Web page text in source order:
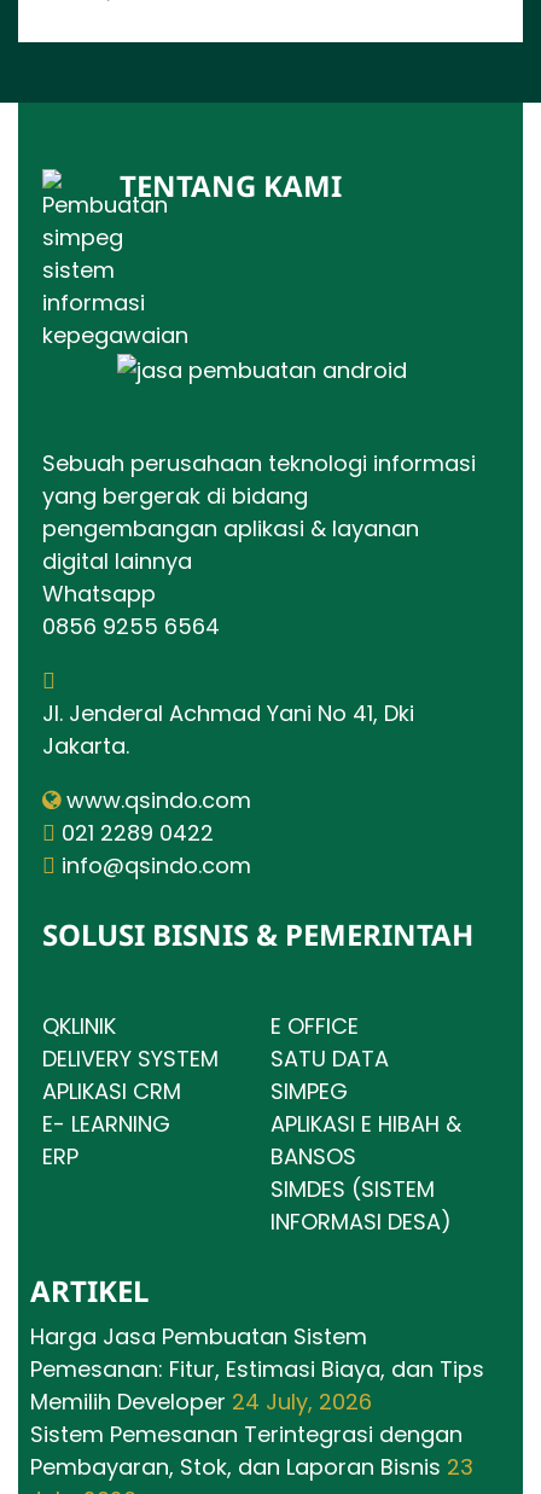
TENTANG KAMI
Sebuah perusahaan teknologi informasi
yang bergerak di bidang
pengembangan aplikasi & layanan
digital lainnya
Whatsapp
0856 9255 6564
Jl. Jenderal Achmad Yani No 41, Dki
Jakarta.
www.qsindo.com
021 2289 0422
info@qsindo.com
SOLUSI BISNIS & PEMERINTAH
QKLINIK
DELIVERY SYSTEM
APLIKASI CRM
E- LEARNING
ERP
E OFFICE
SATU DATA
SIMPEG
APLIKASI E HIBAH &
BANSOS
SIMDES (SISTEM
INFORMASI DESA)
ARTIKEL
Harga Jasa Pembuatan Sistem
Pemesanan: Fitur, Estimasi Biaya, dan Tips
Memilih Developer 24 July, 2026
Sistem Pemesanan Terintegrasi dengan
Pembayaran, Stok, dan Laporan Bisnis 23